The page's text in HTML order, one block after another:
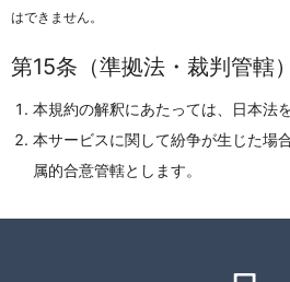
はできません。
第15条（準拠法・裁判管轄）
本規約の解釈にあたっては、日本法
本サービスに関して紛争が生じた場
属的合意管轄とします。